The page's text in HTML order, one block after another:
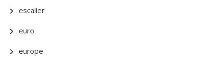
escalier
euro
europe